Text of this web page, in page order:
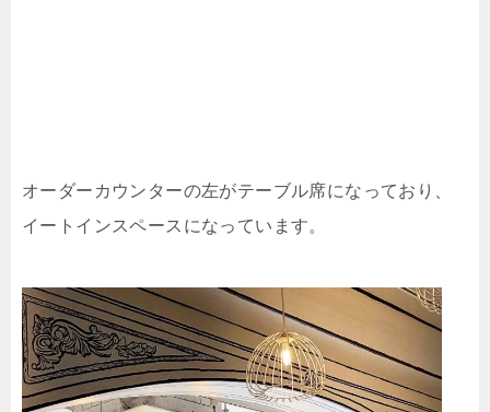
オーダーカウンターの左がテーブル席になっており、
イートインスペースになっています。